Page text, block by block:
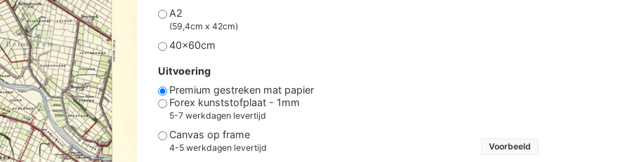
A2
(59,4cm x 42cm)
40x60cm
Uitvoering
Premium gestreken mat papier
Forex kunststofplaat - 1mm
5-7 werkdagen levertijd
Canvas op frame
4-5 werkdagen levertijd Voorbeeld